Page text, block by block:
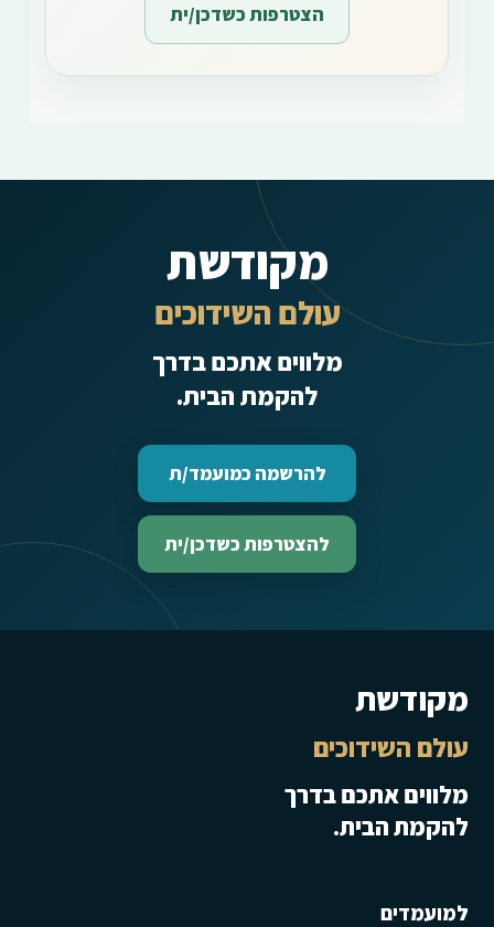
הצטרפות כשדכן/ית
מקודשת
עולם השידוכים
מלווים אתכם בדרך
להקמת הבית.
להרשמה כמועמד/ת
להצטרפות כשדכן/ית
מקודשת
עולם השידוכים
מלווים אתכם בדרך
להקמת הבית.
למועמדים